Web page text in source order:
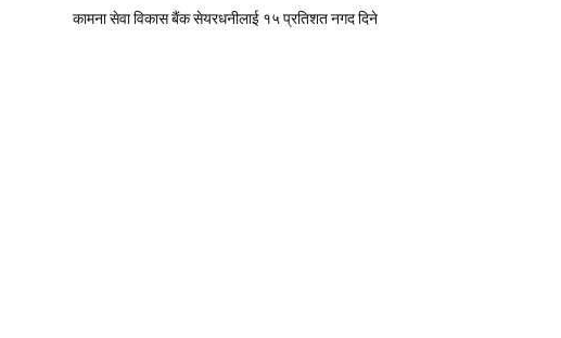
कामना सेवा विकास बैंक सेयरधनीलाई १५ प्रतिशत नगद दिने